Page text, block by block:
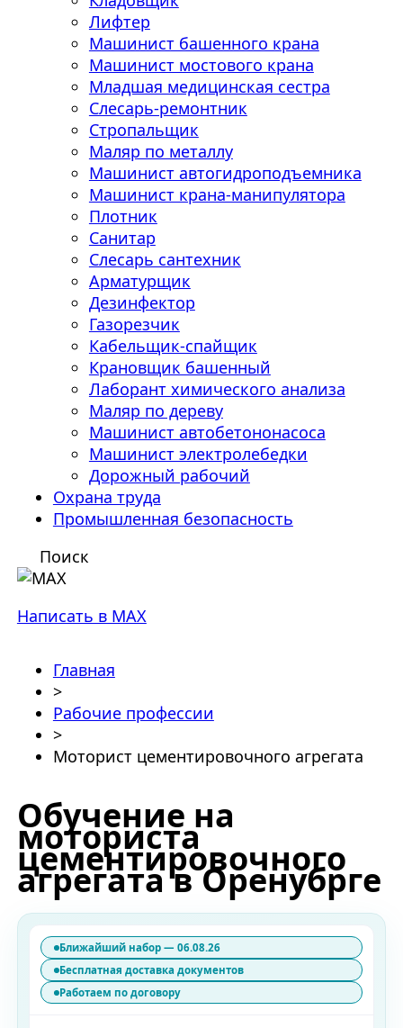
Лифтер
Машинист башенного крана
Машинист мостового крана
Младшая медицинская сестра
Слесарь-ремонтник
Стропальщик
Маляр по металлу
Машинист автогидроподъемника
Машинист крана-манипулятора
Плотник
Санитар
Слесарь сантехник
Арматурщик
Дезинфектор
Газорезчик
Кабельщик-спайщик
Крановщик башенный
Лаборант химического анализа
Маляр по дереву
Машинист автобетононасоса
Машинист электролебедки
Дорожный рабочий
Охрана труда
Промышленная безопасность
Поиск
Написать в MAX
Главная
>
Рабочие профессии
>
Моторист цементировочного агрегата
Обучение на
моториста
цементировочного
агрегата в Оренубрге
Ближайший набор — 06.08.26
Бесплатная доставка документов
Работаем по договору